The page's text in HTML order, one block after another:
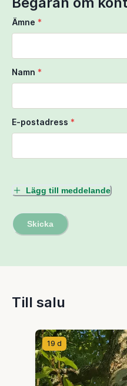
Ämne *
Namn *
E-postadress *
Lägg till meddelande
Skicka
Till salu
19 d